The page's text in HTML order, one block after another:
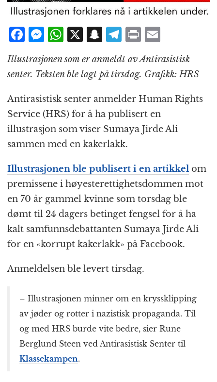
F
c
e
b
o
o
k
M
ss
e
n
g
e
r
W
at
s
A
p
p
X S
a
p
c
h
at
T
el
e
g
r
a
m
P
n
t
m
ai
l
Illustrasjonen som er anmeldt av Antirasistisk
senter. Teksten ble lagt på tirsdag. Grafikk: HRS
Antirasistisk senter anmelder Human Rights
Service (HRS) for å ha publisert en
illustrasjon som viser Sumaya Jirde Ali
sammen med en kakerlakk.
Illustrasjonen ble publisert i en artikkel om
premissene i høyesterettighetsdommen mot
en 70 år gammel kvinne som torsdag ble
dømt til 24 dagers betinget fengsel for å ha
kalt samfunnsdebattanten Sumaya Jirde Ali
for en «korrupt kakerlakk» på Facebook.
Anmeldelsen ble levert tirsdag.
– Illustrasjonen minner om en kryssklipping
av jøder og rotter i nazistisk propaganda. Til
og med HRS burde vite bedre, sier Rune
Berglund Steen ved Antirasistisk Senter til
Klassekampen.